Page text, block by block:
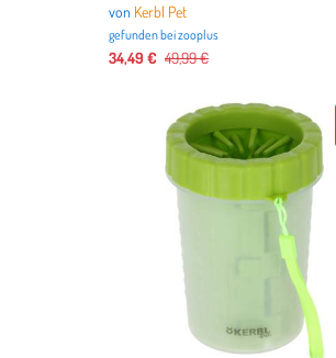
von Kerbl Pet
gefunden beizooplus
34,49 € 49,99 €